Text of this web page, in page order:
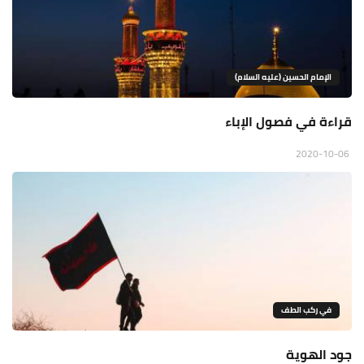
الإمام الحسين (عليه السلام)
قراءة في فصول الإباء
في ركب الطف
جود الهوية